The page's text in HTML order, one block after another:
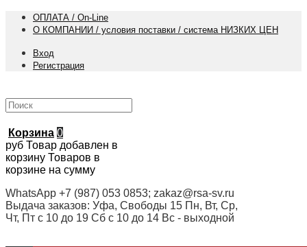
ОПЛАТА / On-Line
О КОМПАНИИ / условия поставки / система НИЗКИХ ЦЕН
Вход
Регистрация
Корзина 0
руб Товар добавлен в
корзину Товаров в
корзине на сумму
WhatsApp +7 (987) 053 0853; zakaz@rsa-sv.ru
Выдача заказов: Уфа, Свободы 15 Пн, Вт, Ср,
Чт, Пт с 10 до 19 Сб с 10 до 14 Вс - выходной